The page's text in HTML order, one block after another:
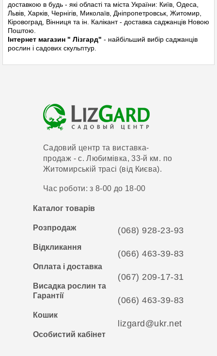
доставкою в будь - які області та міста України: Київ, Одеса,
Львів, Харків, Чернігів, Миколаїв, Дніпропетровськ, Житомир,
Кіровоград, Вінниця та ін. Калікант - доставка саджанців Новою
Поштою.
Інтернет магазин " Лізгард" - найбільший вибір саджанців
рослин і садових скульптур.
Садовий центр та виставка-
продаж - с. Любимівка, 33-й км. по
Житомирській трасі (від Києва).
Час роботи: з 8-00 до 18-00
Каталог товарів
Розпродаж
Відкликання
Оплата і доставка
Висадка рослин та
Гарантії
Кошик
Особистий кабінет
(068) 928-23-93
(066) 463-39-83
(067) 209-17-31
(066) 463-39-83
lizgard@ukr.net